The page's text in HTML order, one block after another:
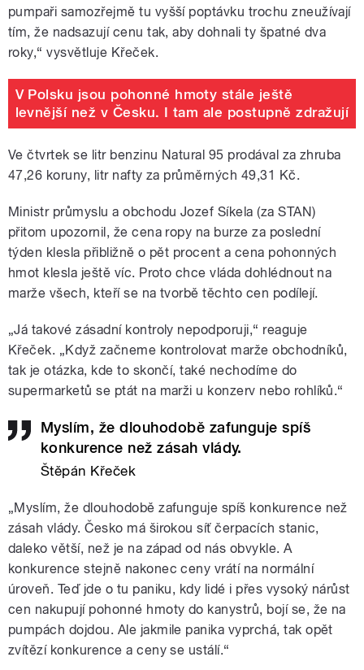
pumpaři samozřejmě tu vyšší poptávku trochu zneužívají
tím, že nadsazují cenu tak, aby dohnali ty špatné dva
roky,“ vysvětluje Křeček.
V Polsku jsou pohonné hmoty stále ještě
levnější než v Česku. I tam ale postupně zdražují
Ve čtvrtek se litr benzinu Natural 95 prodával za zhruba
47,26 koruny, litr nafty za průměrných 49,31 Kč.
Ministr průmyslu a obchodu Jozef Síkela (za STAN)
přitom upozornil, že cena ropy na burze za poslední
týden klesla přibližně o pět procent a cena pohonných
hmot klesla ještě víc. Proto chce vláda dohlédnout na
marže všech, kteří se na tvorbě těchto cen podílejí.
„Já takové zásadní kontroly nepodporuji,“ reaguje
Křeček. „Když začneme kontrolovat marže obchodníků,
tak je otázka, kde to skončí, také nechodíme do
supermarketů se ptát na marži u konzerv nebo rohlíků.“
Myslím, že dlouhodobě zafunguje spíš
konkurence než zásah vlády.
Štěpán Křeček
„Myslím, že dlouhodobě zafunguje spíš konkurence než
zásah vlády. Česko má širokou síť čerpacích stanic,
daleko větší, než je na západ od nás obvykle. A
konkurence stejně nakonec ceny vrátí na normální
úroveň. Teď jde o tu paniku, kdy lidé i přes vysoký nárůst
cen nakupují pohonné hmoty do kanystrů, bojí se, že na
pumpách dojdou. Ale jakmile panika vyprchá, tak opět
zvítězí konkurence a ceny se ustálí.“